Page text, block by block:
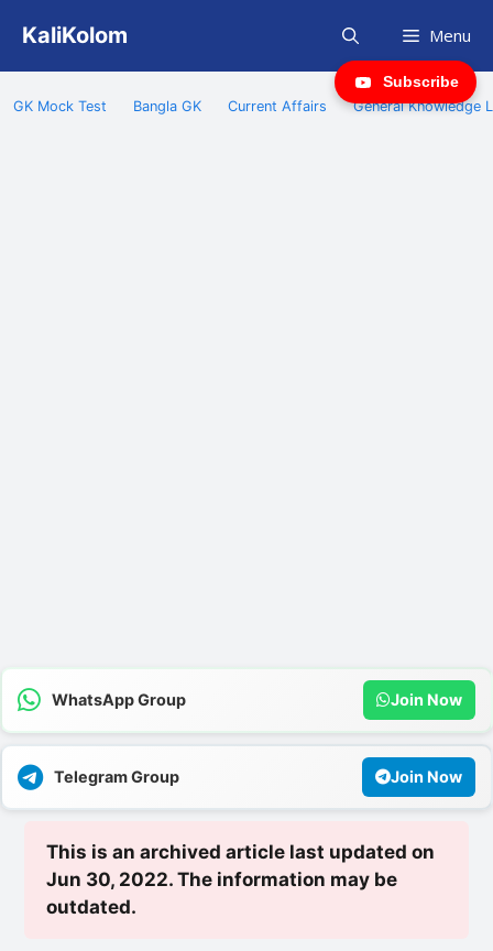
content
KaliKolom Menu
GK Mock Test Bangla GK Current Affairs General Knowledge
WhatsApp Group Join Now
Telegram Group Join Now
Subscribe
This is an archived article last updated on
Jun 30, 2022. The information may be
outdated.